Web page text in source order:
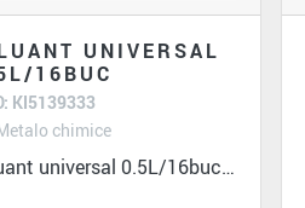
UNIVERSAL
16BUC
KI5139333
chimice
Diluant universal 0.5L/16buc se utilizeaza ca...